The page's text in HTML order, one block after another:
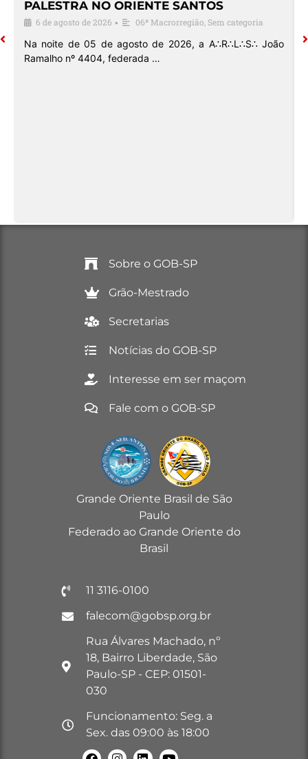
PALESTRA NO ORIENTE SANTOS
6 de agosto de 2026 • 06ª Macrorregião Sem categoria
Na noite de 05 de agosto de 2026, a A∴R∴L∴S∴ João
Ramalho nº 4404, federada …
Sobre o GOB-SP
Grão-Mestrado
Secretarias
Notícias do GOB-SP
Interesse em ser maçom
Fale com o GOB-SP
Grande Oriente Brasil de São
Paulo
Federado ao Grande Oriente do
Brasil
11 3116-0100
falecom@gobsp.org.br
Rua Álvares Machado, nº
18, Bairro Liberdade, São
Paulo-SP - CEP: 01501-
030
Funcionamento: Seg. a
Sex. das 09:00 às 18:00